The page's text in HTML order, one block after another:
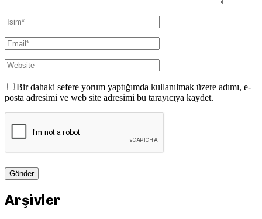
Bir dahaki sefere yorum yaptığımda kullanılmak üzere adımı, e-
posta adresimi ve web site adresimi bu tarayıcıya kaydet.
Arşivler